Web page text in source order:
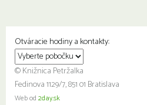
Otváracie hodiny a kontakty:
© Knižnica Petržalka
Fedinova 1129/7, 851 01 Bratislava
Web od 2day.sk